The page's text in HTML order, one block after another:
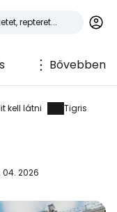
Bővebben
kell látni Tigris
2026